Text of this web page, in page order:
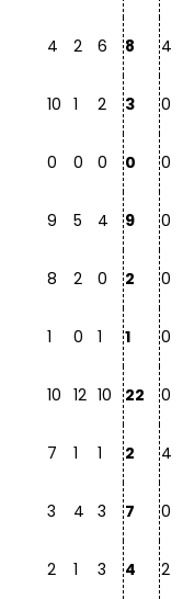
4 2 6 8 4
10 1 2 3 0
0 0 0 0 0
9 5 4 9 0
8 2 0 2 0
1 0 1 1 0
10 12 10 22 0
7 1 1 2 4
3 4 3 7 0
2 1 3 4 2